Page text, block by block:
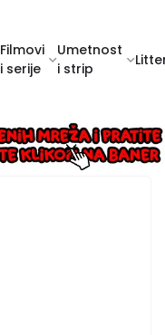
Filmovi
i serije
Umetnost
i strip